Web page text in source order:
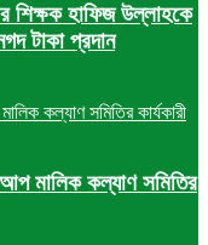
শিক্ষক হাফিজ উল্লাহকে
টাকা প্রদান
মালিক কল্যাণ সমিতির